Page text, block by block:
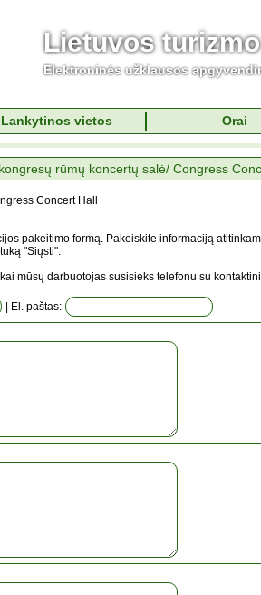
Lietuvos
Elektroninės užklausos
Lankytinos vietos Orai
rūmų koncertų salė/ Congress
Concert Hall
pakeitimo formą. Pakeiskite informaciją
"Siųsti".
mūsų darbuotojas susisieks telefonu su
| El. paštas: